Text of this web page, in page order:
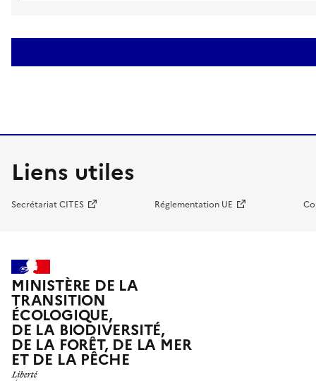
Liens utiles
Secrétariat CITES Réglementation UE
MINISTÈRE DE LA
TRANSITION
ÉCOLOGIQUE,
DE LA BIODIVERSITÉ,
DE LA FORÊT, DE LA MER
ET DE LA PÊCHE